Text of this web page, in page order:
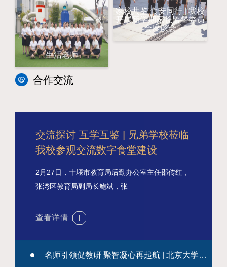
家校共鉴 食安同行 | 我校
开展新学期家长监督委员
会座谈会
生活老师
合作交流
交流探讨 互学互鉴 | 兄弟学校莅临
我校参观交流数字食堂建设
2月27日，十堰市教育局后勤办公室主任邵传红，
张湾区教育局副局长鲍斌，张
查看详情